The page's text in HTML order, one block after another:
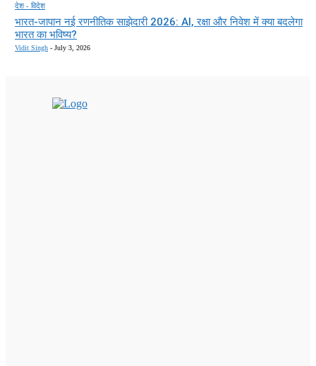
देश - विदेश
भारत-जापान नई रणनीतिक साझेदारी 2026: AI, रक्षा और निवेश में क्या बदलेगा
भारत का भविष्य?
Vidit Singh - July 3, 2026